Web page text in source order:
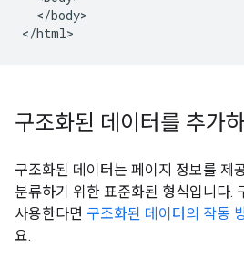
  </body>
</html>
구조화된 데이터를 추가
구조화된 데이터는 페이지 정보를 제
분류하기 위한 표준화된 형식입니다.
사용한다면 구조화된 데이터의 작동
요.